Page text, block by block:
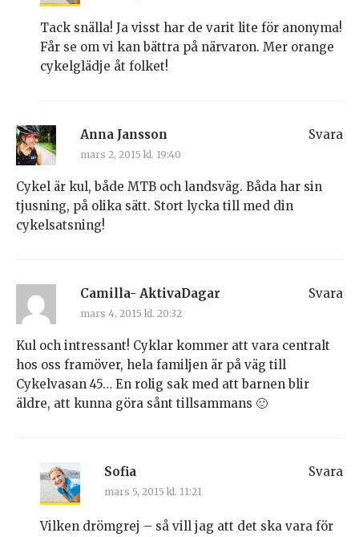
Tack snälla! Ja visst har de varit lite för anonyma!
Får se om vi kan bättra på närvaron. Mer orange
cykelglädje åt folket!
Anna Jansson
mars 2, 2015 kl. 19:40
Cykel är kul, både MTB och landsväg. Båda har sin
tjusning, på olika sätt. Stort lycka till med din
cykelsatsning!
Svara
Camilla- AktivaDagar
mars 4, 2015 kl. 20:32
Kul och intressant! Cyklar kommer att vara centralt
hos oss framöver, hela familjen är på väg till
Cykelvasan 45… En rolig sak med att barnen blir
äldre, att kunna göra sånt tillsammans 🙂
Svara
Sofia
mars 5, 2015 kl. 11:21
Vilken drömgrej – så vill jag att det ska vara för
Svara